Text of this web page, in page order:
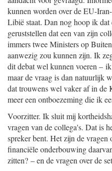
kunnen worden over de EU-
Libië staat. Dan nog hoop ik
geruststellen dat een van zijn
immers twee Ministers op
aanwezig zou kunnen zijn. Ik
dit debat wel kunnen voeren –
maar de vraag is dan natuurlijk
dat trouwens wel vaker af in de
meer een ontboezeming die ik
Voorzitter. Ik sluit mij
vragen van de collega's. Dat is
spreker bent. Het zijn de vragen
financiële onderbouwing
zitten? – en de vragen over de